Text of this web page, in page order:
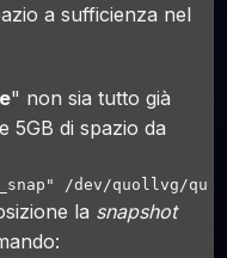
a sufficienza nel
" non sia tutto già
5GB di spazio da
/dev/quollvg/
la snapshot